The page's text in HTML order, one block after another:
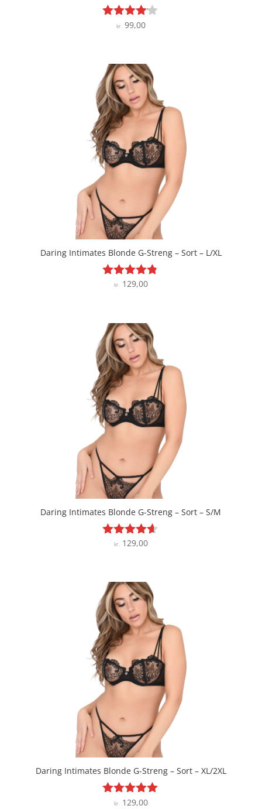
Vurderet
kr. 99,00
Daring Intimates Blonde G-Streng – Sort – L/XL
Vurderet
kr.129,00
Daring Intimates Blonde G-Streng – Sort – S/M
Vurderet
kr.129,00
Daring Intimates Blonde G-Streng – Sort – XL/2XL
Vurderet
kr. 129,00